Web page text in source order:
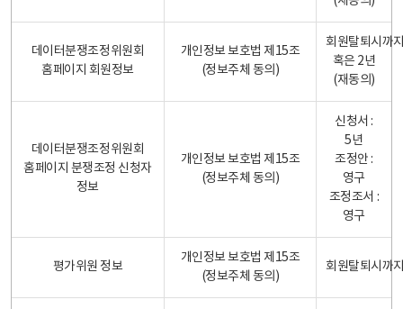
데이터분쟁조정위원회
홈페이지 회원정보
개인정보 보호법 제15조
(정보주체 동의)
회원탈퇴시까
혹은 2년
(재동의)
데이터분쟁조정위원회
홈페이지 분쟁조정 신청자
정보
개인정보 보호법 제15조
(정보주체 동의)
신청서 :
5년
조정안 :
영구
조정조서 :
영구
평가위원 정보
개인정보 보호법 제15조
(정보주체 동의)
회원탈퇴시까